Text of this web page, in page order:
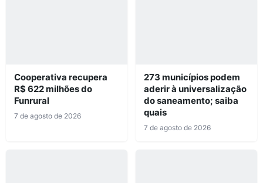
Cooperativa recupera
R$ 622 milhões do
Funrural
7 de agosto de 2026
273 municípios podem
aderir à universalização
do saneamento; saiba
quais
7 de agosto de 2026